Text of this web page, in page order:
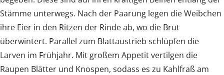
Stämme unterwegs. Nach der Paarung legen die Weibchen
ihre Eier in den Ritzen der Rinde ab, wo die Brut
überwintert. Parallel zum Blattaustrieb schlüpfen die
Larven im Frühjahr. Mit großem Appetit vertilgen die
Raupen Blätter und Knospen, sodass es zu Kahlfraß am